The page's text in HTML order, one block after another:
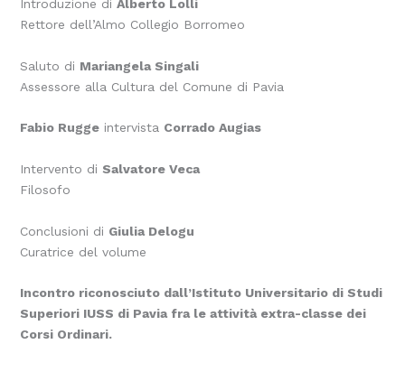
Introduzione di Alberto Lolli
Rettore dell’Almo Collegio Borromeo
Saluto di Mariangela Singali
Assessore alla Cultura del Comune di Pavia
Fabio Ruggeintervista Corrado Augias
Intervento di Salvatore Veca
Filosofo
Conclusioni di Giulia Delogu
Curatrice del volume
Incontro riconosciuto dall’Istituto Universitario di Studi
Superiori IUSS di Pavia fra le attività extra-classe dei
Corsi Ordinari.